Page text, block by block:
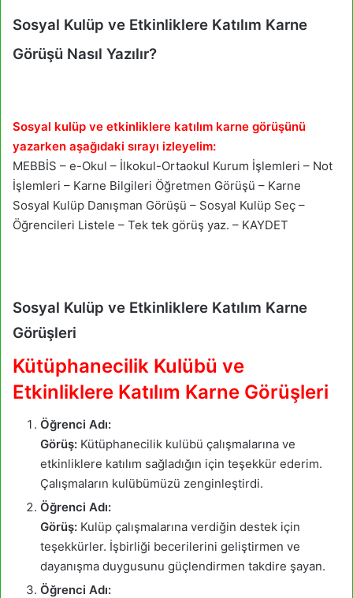
Sosyal Kulüp ve Etkinliklere Katılım Karne
Görüşü Nasıl Yazılır?
Sosyal kulüp ve etkinliklere katılım karne görüşünü
yazarken aşağıdaki sırayı izleyelim:
MEBBİS – e-Okul – İlkokul-Ortaokul Kurum İşlemleri – Not
İşlemleri – Karne Bilgileri Öğretmen Görüşü – Karne
Sosyal Kulüp Danışman Görüşü – Sosyal Kulüp Seç –
Öğrencileri Listele – Tek tek görüş yaz. – KAYDET
Sosyal Kulüp ve Etkinliklere Katılım Karne
Görüşleri
Kütüphanecilik Kulübü ve
Etkinliklere Katılım Karne Görüşleri
Öğrenci Adı:
Görüş: Kütüphanecilik kulübü çalışmalarına ve
etkinliklere katılım sağladığın için teşekkür ederim.
Çalışmaların kulübümüzü zenginleştirdi.
Öğrenci Adı:
Görüş: Kulüp çalışmalarına verdiğin destek için
teşekkürler. İşbirliği becerilerini geliştirmen ve
dayanışma duygusunu güçlendirmen takdire şayan.
Öğrenci Adı: